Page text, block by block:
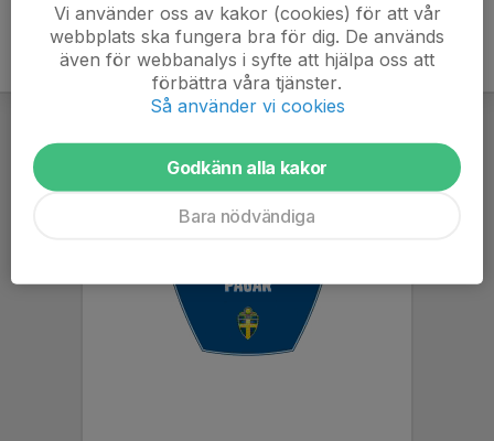
Vi använder oss av kakor (cookies) för att vår
webbplats ska fungera bra för dig. De används
även för webbanalys i syfte att hjälpa oss att
förbättra våra tjänster.
Så använder vi cookies
Godkänn alla kakor
Bara nödvändiga